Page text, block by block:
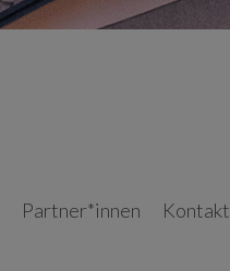
Partner*innen Kontakt